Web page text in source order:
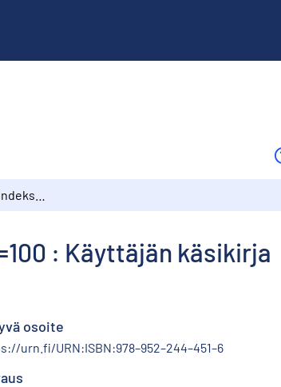
: Käyttäjän käsikirja
osoite
urn.fi/URN:ISBN:978–952–244–451–6